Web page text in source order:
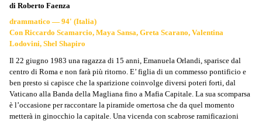
di Roberto Faenza
drammatico — 94' (Italia)
Con Riccardo Scamarcio, Maya Sansa, Greta Scarano, Valentina
Lodovini, Shel Shapiro
Il 22 giugno 1983 una ragazza di 15 anni, Emanuela Orlandi, sparisce dal
centro di Roma e non farà più ritorno. E’ figlia di un commesso pontificio e
ben presto si capisce che la sparizione coinvolge diversi poteri forti, dal
Vaticano alla Banda della Magliana fino a Mafia Capitale. La sua scomparsa
è l’occasione per raccontare la piramide omertosa che da quel momento
metterà in ginocchio la capitale. Una vicenda con scabrose ramificazioni